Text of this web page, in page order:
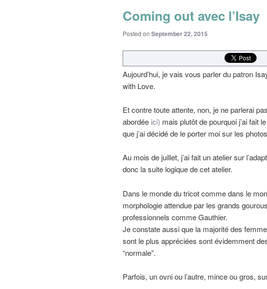
Coming out avec l’Isay
Posted on September 22, 2015
Aujourd’hui, je vais vous parler du patron
with Love.
Et contre toute attente, non, je ne parlerai
abordée ici) mais plutôt de pourquoi j’ai fait
que j’ai décidé de le porter moi sur les
Au mois de juillet, j’ai fait un atelier sur
donc la suite logique de cet atelier.
Dans le monde du tricot comme dans le
morphologie attendue par les grands
professionnels comme Gauthier.
Je constate aussi que la majorité des
sont le plus appréciées sont évidemment
“normale”.
Parfois, un ovni ou l’autre, mince ou gros,